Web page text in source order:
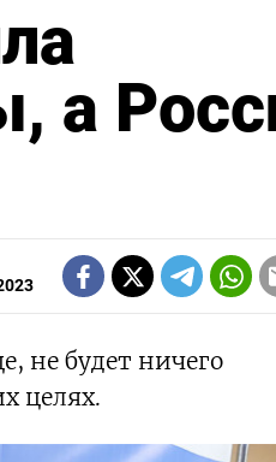
а
не будет ничего
целях.